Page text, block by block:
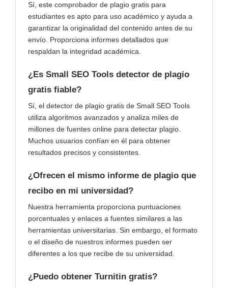
Sí, este comprobador de plagio gratis para
estudiantes es apto para uso académico y ayuda a
garantizar la originalidad del contenido antes de su
envío. Proporciona informes detallados que
respaldan la integridad académica.
¿Es Small SEO Tools detector de plagio
gratis fiable?
Sí, el detector de plagio gratis de Small SEO Tools
utiliza algoritmos avanzados y analiza miles de
millones de fuentes online para detectar plagio.
Muchos usuarios confían en él para obtener
resultados precisos y consistentes.
¿Ofrecen el mismo informe de plagio que
recibo en mi universidad?
Nuestra herramienta proporciona puntuaciones
porcentuales y enlaces a fuentes similares a las
herramientas universitarias. Sin embargo, el formato
o el diseño de nuestros informes pueden ser
diferentes a los que recibe de su universidad.
¿Puedo obtener Turnitin gratis?